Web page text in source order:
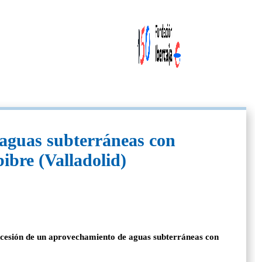
subterráneas con
(Valladolid)
de un aprovechamiento de aguas subterráneas con